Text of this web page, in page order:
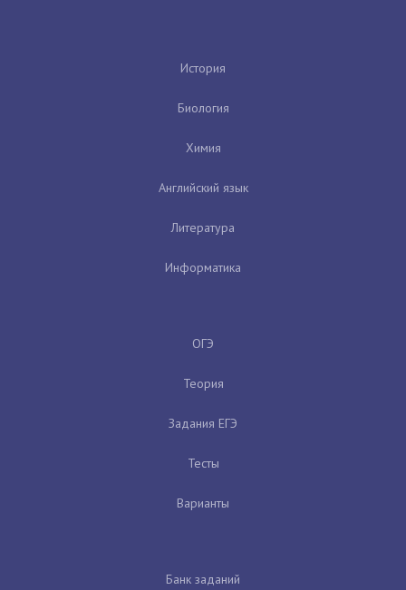
История
Биология
Химия
Английский язык
Литература
Информатика
ОГЭ
Теория
Задания ЕГЭ
Тесты
Варианты
Банк заданий